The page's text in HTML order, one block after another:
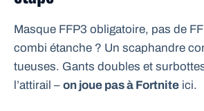
Masque FFP3 obligatoire, pas de
combi étanche ? Un scaphandre
tueuses. Gants doubles et
l’attirail – on joue pas à Fortnite ici.